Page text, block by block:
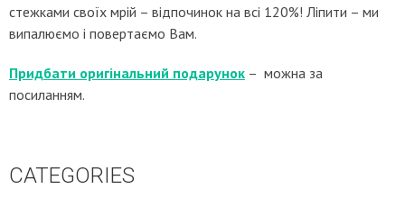
стежками своїх мрій – відпочинок на всі 120%! Ліпити – ми
випалюємо і повертаємо Вам.
Придбати оригінальний подарунок – можна за
посиланням.
CATEGORIES